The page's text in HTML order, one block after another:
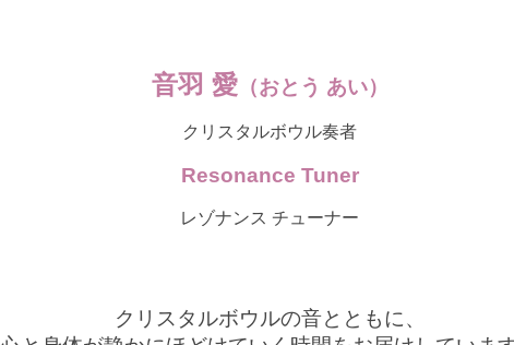
音羽 愛（おとう あい）
クリスタルボウル奏者
Resonance Tuner
レゾナンス チューナー
クリスタルボウルの音とともに、